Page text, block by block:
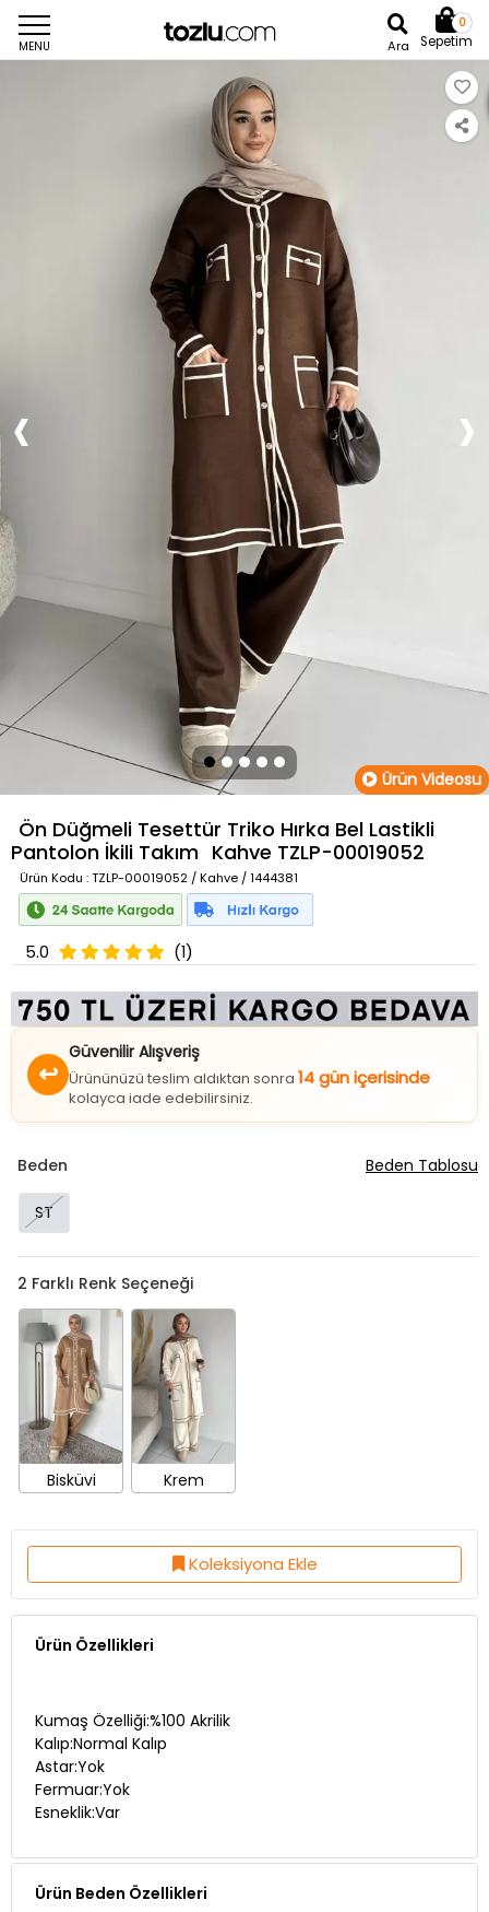
MENU Ara
0
Sepetim
Ürün Videosu
Ön Düğmeli Tesettür Triko Hırka Bel Lastikli
Pantolon İkili Takım Kahve TZLP-00019052
Ürün Kodu : TZLP-00019052 / Kahve / 1444381
5.0 (1)
↩
Güvenilir Alışveriş
Ürününüzü teslim aldıktan sonra 14 gün içerisinde
kolayca iade edebilirsiniz.
Beden
ST
Beden Tablosu
2 Farklı Renk Seçeneği
Bisküvi Krem
Koleksiyona Ekle
Ürün Özellikleri
Kumaş Özelliği:%100 Akrilik
Kalıp:Normal Kalıp
Astar:Yok
Fermuar:Yok
Esneklik:Var
Ürün Beden Özellikleri